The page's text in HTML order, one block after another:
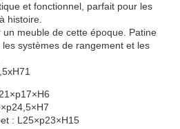
et fonctionnel, parfait pour les
histoire.
meuble de cette époque. Patine
systèmes de rangement et les
: L25×p23×H15